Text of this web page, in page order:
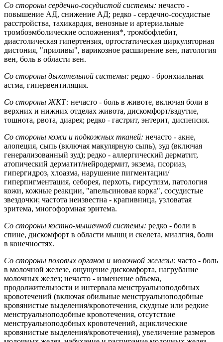
Со стороны сердечно-сосудистой системы: нечасто -
повышение АД, снижение АД; редко - сердечно-сосудистые
расстройства, тахикардия, венозные и артериальные
тромбоэмболические осложнения*, тромбофлебит,
диастолическая гипертензия, ортостатическая циркуляторная
дистония, "приливы", варикозное расширение вен, патология
вен, боль в области вен.
Со стороны дыхательной системы: редко - бронхиальная
астма, гипервентиляция.
Со стороны ЖКТ: нечасто - боль в животе, включая боли в
верхних и нижних отделах живота, дискомфорт/вздутие,
тошнота, рвота, диарея; редко - гастрит, энтерит, диспепсия.
Со стороны кожи и подкожных тканей: нечасто - акне,
алопеция, сыпь (включая макулярную сыпь), зуд (включая
генерализованный зуд); редко - аллергический дерматит,
атопический дерматит/нейродермит, экзема, псориаз,
гипергидроз, хлоазма, нарушение пигментации/
гиперпигментация, себорея, перхоть, гирсутизм, патология
кожи, кожные реакции, "апельсиновая корка", сосудистые
звездочки; частота неизвестна - крапивница, узловатая
эритема, многоформная эритема.
Со стороны костно-мышечной системы: редко - боли в
спине, дискомфорт в области мышц и скелета, миалгия, боли
в конечностях.
Со стороны половых органов и молочной железы: часто - боль
в молочной железе, ощущение дискомфорта, нагрубание
молочных желез; нечасто - изменение объема,
продолжительности и интервала менструальноподобных
кровотечений (включая обильные менструальноподобные
кровянистые выделения/кровотечения, скудные или редкие
менструальноподобные кровотечения, отсутствие
менструальноподобных кровотечений, ациклические
кровянистые выделения/кровотечения), увеличение размеров